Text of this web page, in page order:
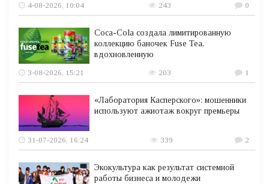
4-08-2026, 10:04
243 0
Coca-Cola создала лимитированную
коллекцию баночек Fuse Tea,
вдохновленную
3-08-2026, 15:21
203 1
«Лаборатория Касперского»: мошенники
используют ажиотаж вокруг премьеры
31-07-2026, 16:24 339 2
Экокультура как результат системной
работы бизнеса и молодежи